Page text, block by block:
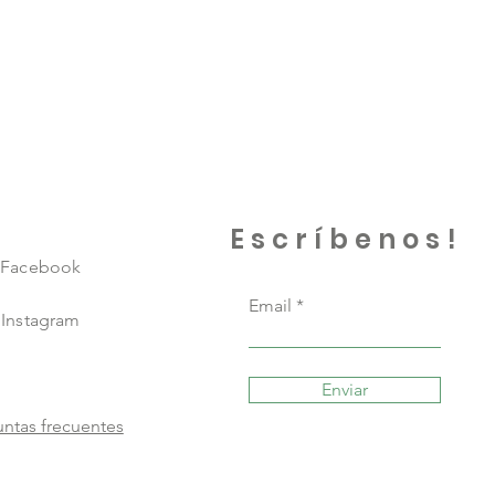
Facebook
Instagram
frecuentes
Escríbenos!
Email
Enviar